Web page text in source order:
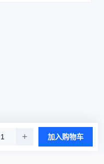
+ 加入购物车